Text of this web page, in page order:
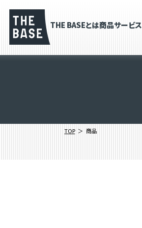
THE BASEとは商品サービス
TOP 商品